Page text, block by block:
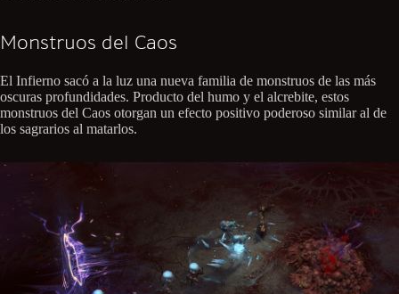
Monstruos del Caos
El Infierno sacó a la luz una nueva familia de monstruos de las más
oscuras profundidades. Producto del humo y el alcrebite, estos
monstruos del Caos otorgan un efecto positivo poderoso similar al de
los sagrarios al matarlos.